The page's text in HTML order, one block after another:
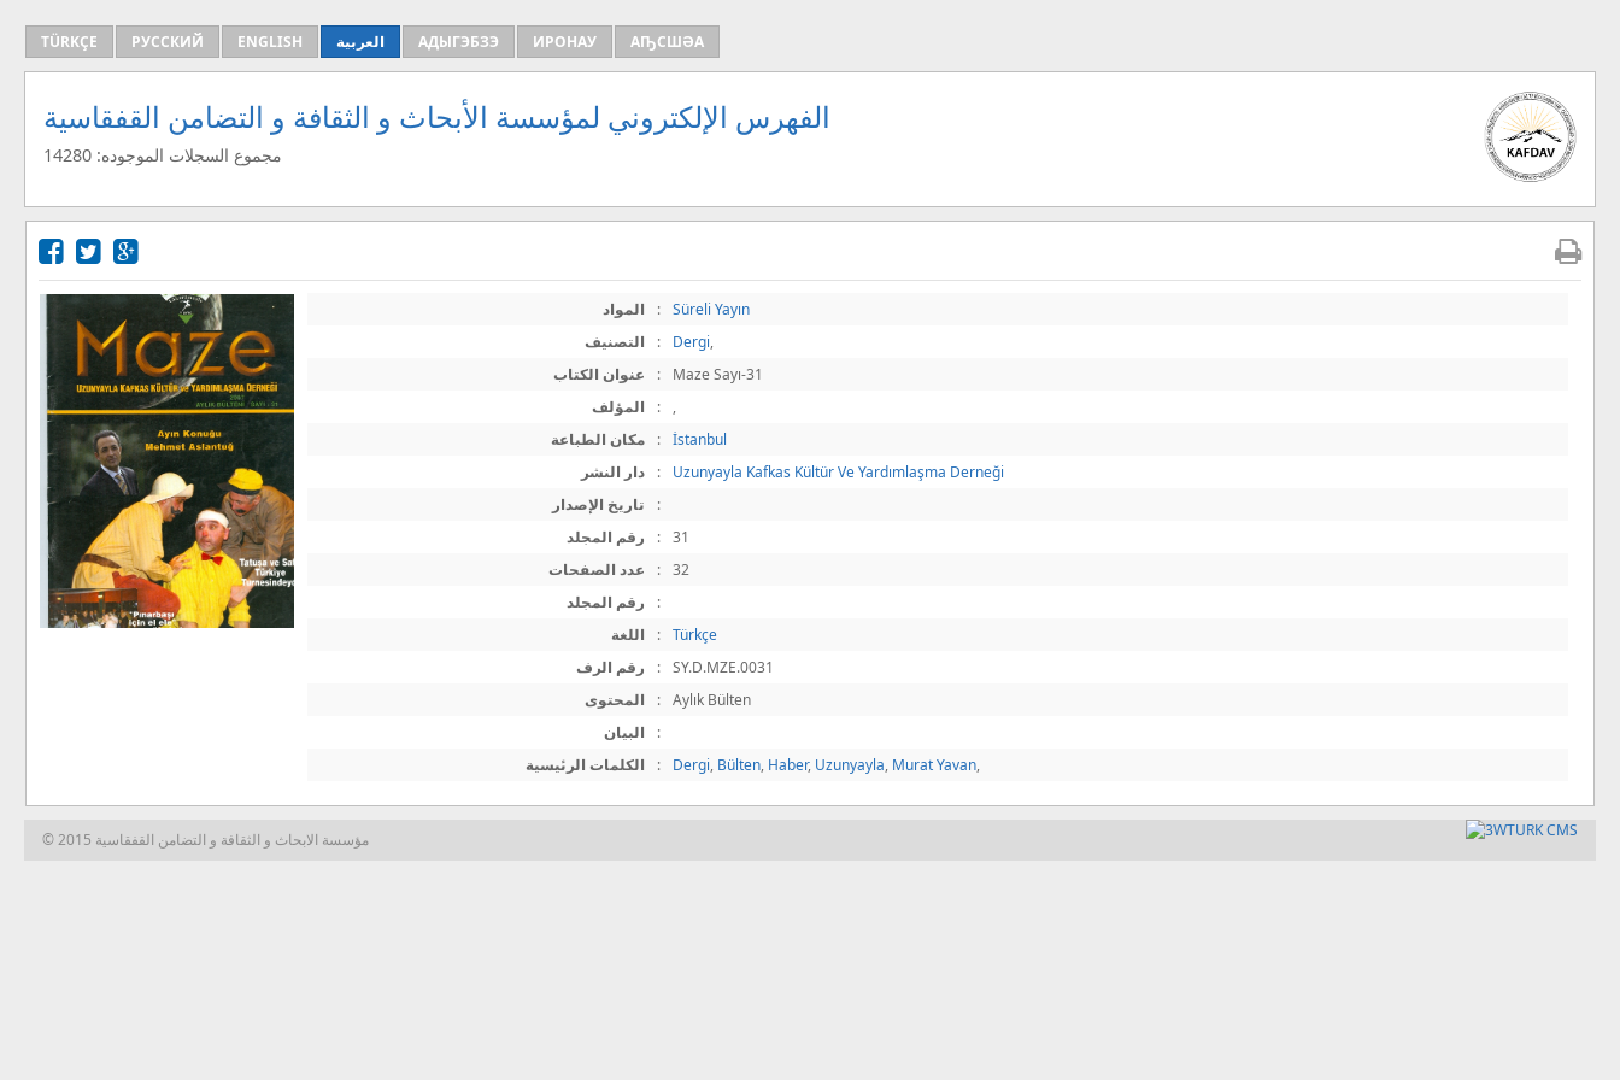
TÜRKÇE РУССКИЙ ENGLISH العربية АДЫГЭБЗЭ ИРОНАУ АҦСШӘА
الفهرس الإلكتروني لمؤسسة الأبحاث و الثقافة و التضامن القفقاسية
مجموع السجلات الموجوده: 14280
المواد :
Süreli Yayın
التصنيف
: Dergi,
عنوان الكتاب
:
Maze Sayı-31
المؤلف
:
,
مكان الطباعة
:
İstanbul
دار النشر
:
Uzunyayla Kafkas Kültür Ve Yardımlaşma Derneği
تاريخ الإصدار
:
رقم المجلد
:
31
عدد الصفحات
:
32
رقم المجلد
:
اللغة
:
Türkçe
رقم الرف
:
SY.D.MZE.0031
المحتوى
:
Aylık Bülten
البيان
:
الكلمات الرئيسية
: Dergi, Bülten, Haber, Uzunyayla, Murat Yavan,
© 2015 مؤسسة الابحاث و الثقافة و التضامن القفقاسية